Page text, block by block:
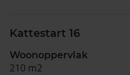
Kattestart 16
Woonoppervlak
210 m2